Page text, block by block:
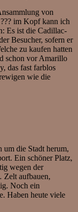
von
im Kopf kann ich
Es ist die Cadillac-
Besucher, sofern er
zu kaufen hatten
schon vor Amarillo
das fast farblos
wie die
die Stadt herum,
Ein schöner Platz,
wegen der
Zelt aufbauen,
Noch ein
Haben heute viele